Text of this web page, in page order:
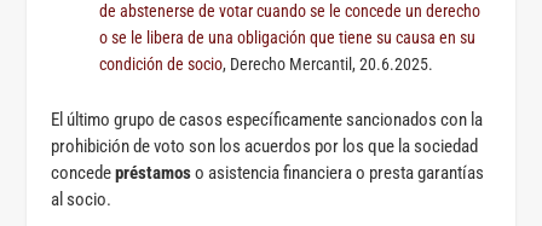
de abstenerse de votar cuando se le concede un derecho
o se le libera de una obligación que tiene su causa en su
condición de socio, Derecho Mercantil, 20.6.2025.
El último grupo de casos específicamente sancionados con la
prohibición de voto son los acuerdos por los que la sociedad
concedepréstamoso asistencia financiera o presta garantías
al socio.